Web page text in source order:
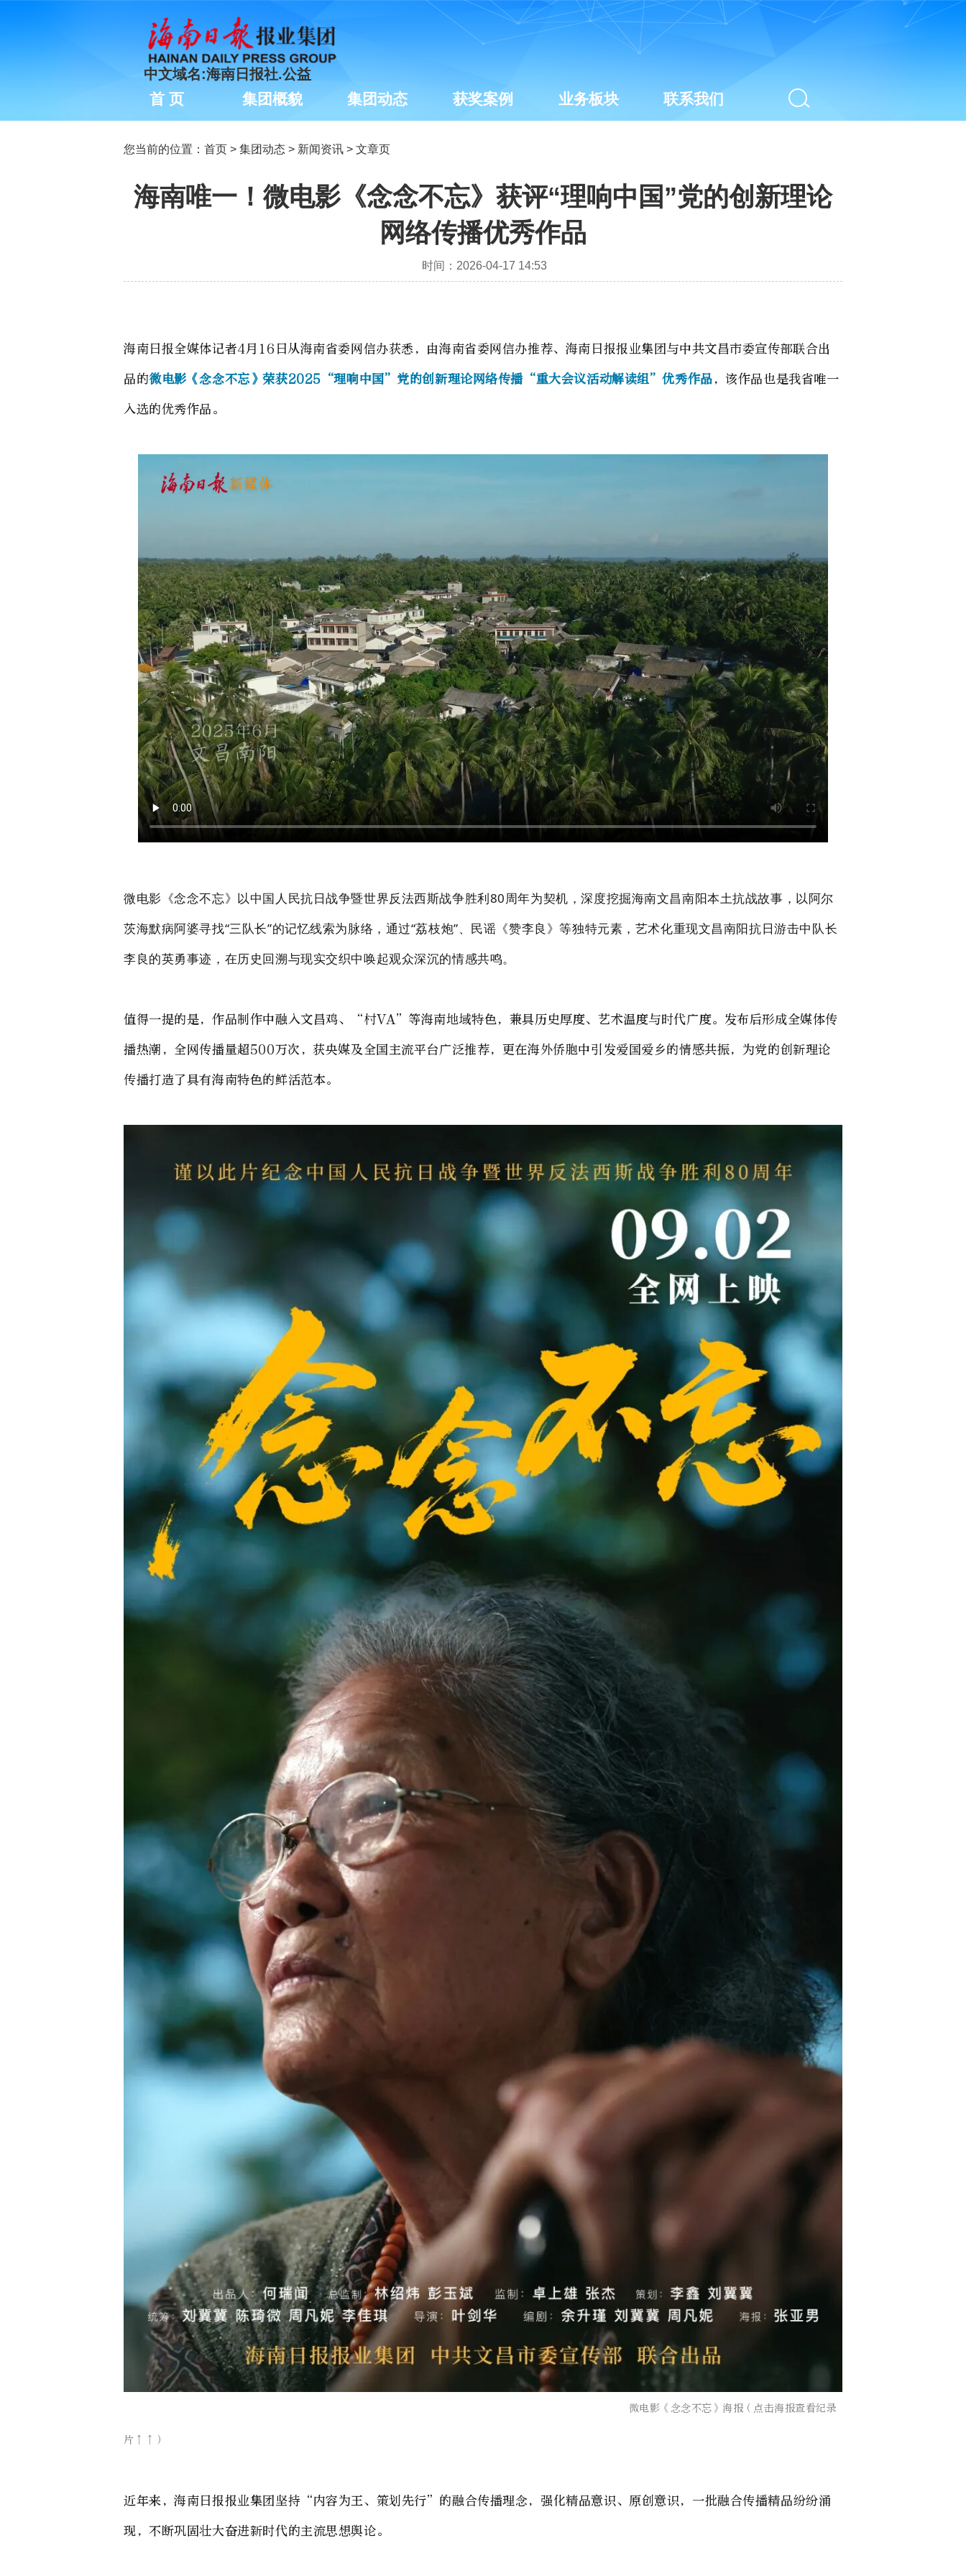
中文域名:海南日报社.公益
首 页 集团概貌 集团动态 获奖案例 业务板块 联系我们
您当前的位置： 首页 > 集团动态 > 新闻资讯 > 文章页
海南唯一！微电影《念念不忘》获评“理响中国”党的创新理论
网络传播优秀作品
时间：2026-04-17 14:53
海南日报全媒体记者4月16日从海南省委网信办获悉，由海南省委网信办推荐、海南日报报业集团与中共文昌市委宣传部联合出
品的微电影《念念不忘》荣获2025“理响中国”党的创新理论网络传播“重大会议活动解读组”优秀作品，该作品也是我省唯一
入选的优秀作品。
微电影《念念不忘》以中国人民抗日战争暨世界反法西斯战争胜利80周年为契机，深度挖掘海南文昌南阳本土抗战故事， 以阿尔
茨海默病阿婆寻找“三队长”的记忆线索为脉络，通过“荔枝炮”、民谣《赞李良》等独特元素，艺术化重现文昌南阳抗日游击中队长
李良的英勇事迹，在历史回溯与现实交织中唤起观众深沉的情感共鸣。
值得一提的是，作品制作中融入文昌鸡、“村VA”等海南地域特色，兼具历史厚度、艺术温度与时代广度。发布后形成全媒体传
播热潮，全网传播量超500万次，获央媒及全国主流平台广泛推荐，更在海外侨胞中引发爱国爱乡的情感共振，为党的创新理论
传播打造了具有海南特色的鲜活范本。
微电影《念念不忘》海报（点击海报查看纪录
片↑↑）
近年来，海南日报报业集团坚持“内容为王、策划先行”的融合传播理念，强化精品意识、原创意识，一批融合传播精品纷纷涌
现，不断巩固壮大奋进新时代的主流思想舆论。